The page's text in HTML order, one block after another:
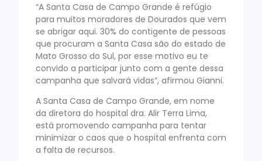
“A Santa Casa de Campo Grande é refúgio
para muitos moradores de Dourados que vem
se abrigar aqui. 30% do contigente de pessoas
que procuram a Santa Casa são do estado de
Mato Grosso do Sul, por esse motivo eu te
convido a participar junto com a gente dessa
campanha que salvará vidas”, afirmou Gianni.
A Santa Casa de Campo Grande, em nome
da diretora do hospital dra. Alir Terra Lima,
está promovendo campanha para tentar
minimizar o caos que o hospital enfrenta com
a falta de recursos.